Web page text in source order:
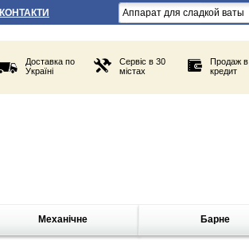
КОНТАКТИ
Доставка по
Україні
Сервіс в 30
містах
Продаж в
кредит
Механічне Барне